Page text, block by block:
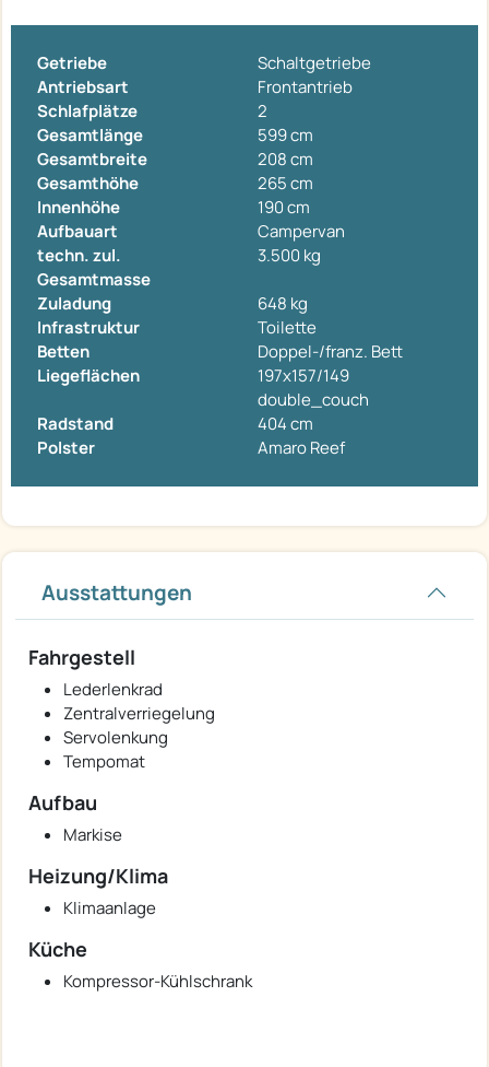
Getriebe
Schaltgetriebe
Antriebsart
Frontantrieb
Schlafplätze
2
Gesamtlänge
599 cm
Gesamtbreite
208 cm
Gesamthöhe
265 cm
Innenhöhe
190 cm
Aufbauart
Campervan
techn. zul.
Gesamtmasse
3.500 kg
Zuladung
648 kg
Infrastruktur
Toilette
Betten
Doppel-/franz. Bett
Liegeflächen
197x157/149
double_couch
Radstand
404 cm
Polster
Amaro Reef
Ausstattungen
Fahrgestell
Lederlenkrad
Zentralverriegelung
Servolenkung
Tempomat
Aufbau
Markise
Heizung/Klima
Klimaanlage
Küche
Kompressor-Kühlschrank